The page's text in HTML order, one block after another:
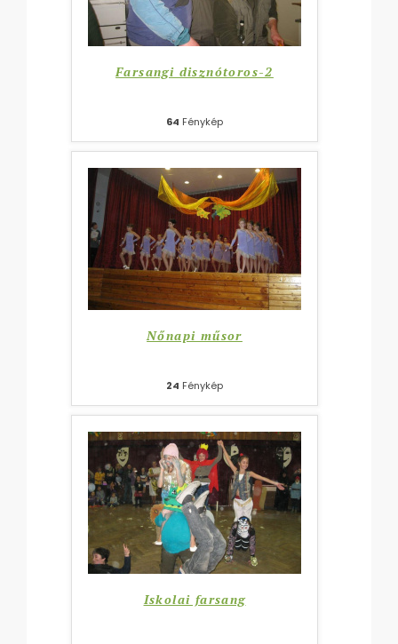
Farsangi disznótoros-2
64 Fénykép
Nőnapi műsor
24 Fénykép
Iskolai farsang